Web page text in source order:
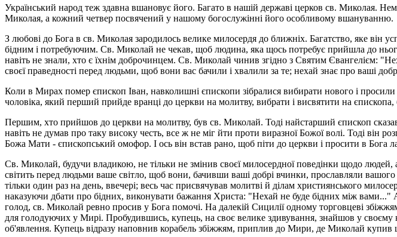
Український народ теж здавна вшановує його. Багато в нашій державі церков св. Миколая.
Миколая, а кожний четвер посвячений у нашому богослужінні його особливому вшануванню.
З любові до Бога в св. Миколая зародилось велике милосердя до ближніх. Багатство, яке він
бідним і потребуючим. Св. Миколай не чекав, щоб людина, яка щось потребує прийшла до
навіть не знали, хто є їхнім доброчинцем. Св. Миколай чинив згідно з Святим Євангелієм:
своєї праведності перед людьми, щоб вони вас бачили і хвалили за те; нехай знає про ваші
Коли в Мирах помер єпископ Іван, навколишні єпископи зібралися вибирати нового і
чоловіка, який перший прийде вранці до церкви на молитву, вибрати і висвятити на
Першим, хто прийшов до церкви на молитву, був св. Миколай. Тоді найстарший єпископ
навіть не думав про таку високу честь, все ж не міг йти проти виразної Божої волі. Тоді він
Божа Мати - єпископський омофор. І ось він встав рано, щоб піти до церкви і просити в Бога
Св. Миколай, будучи владикою, не тільки не змінив своєї милосердної поведінки щодо
світить перед людьми ваше світло, щоб вони, бачивши ваші добрі вчинки, прославляли
тільки один раз на день, ввечері; весь час присвячував молитві й ділам християнського
наказуючи дбати про бідних, виконувати бажання Христа: "Нехай не буде бідних між
голод, св. Миколай ревно просив у Бога помочі. На далекій Сицилії одному торговцеві
для голодуючих у Мирі. Пробудившись, купець, на своє велике здивування, знайшов у
об'явлення. Купець відразу наповнив корабель збіжжям, приплив до Мири, де Миколай купив